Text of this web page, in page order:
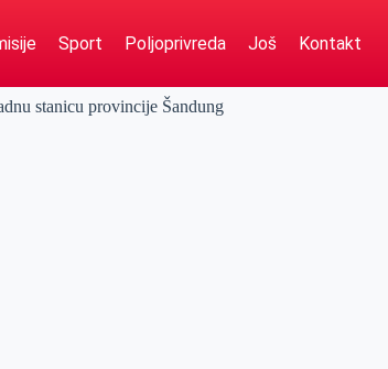
Sport Poljoprivreda Još Kontakt
stanicu provincije Šandung